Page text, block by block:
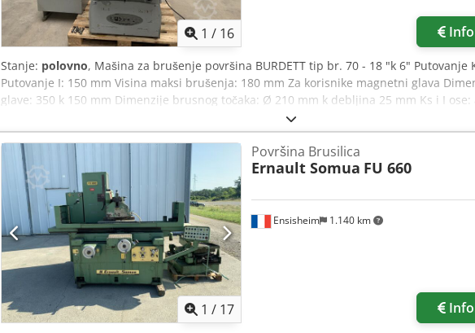
1 / 16
Stanje: polovno, Mašina za brušenje površina BURDETT tip br. 70 - 18 "k 6" Putovanje
Putovanje I: 150 mm Visina maksi brušenja: 180 mm Za korisnike magnetni glava
glave: 350 k 150 mm Dimenzije brusnog točaka: Ø 210 mm k debljina 25 mm Ks i I
uzimanje prolaza Z Axe: uputstvo Dedszmw Ayepfx Acbock Rezervoar za podmazivanje
Dimenzije (D k Š k V): 1300 k 1200 k 1700 mm Težina: oko 1 T
1 / 17
Ensisheim 1.140 km
Površina Brusilica
Ernault Somua FU 660